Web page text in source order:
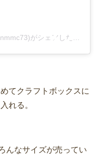
整理収納アドバイザー namiさん(@nmmc73)がシェアした投稿
てクラフトボックスに
れる。
んなサイズが売ってい